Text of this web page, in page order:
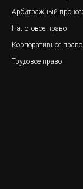
Арбитражный
Налоговое право
Корпоративное право
Трудовое право